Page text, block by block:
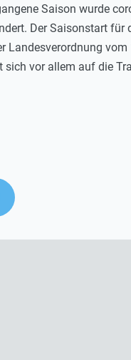
Saison wurde
Der Saisonstart für
Landesverordnung
vor allem auf die